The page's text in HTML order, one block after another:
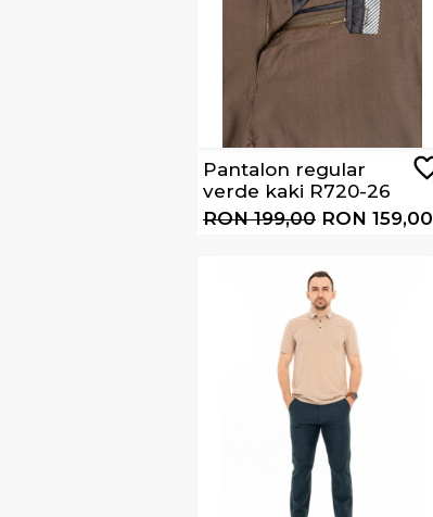
Pantalon regular
verde kaki R720-26
RON 199,00 RON 159,00